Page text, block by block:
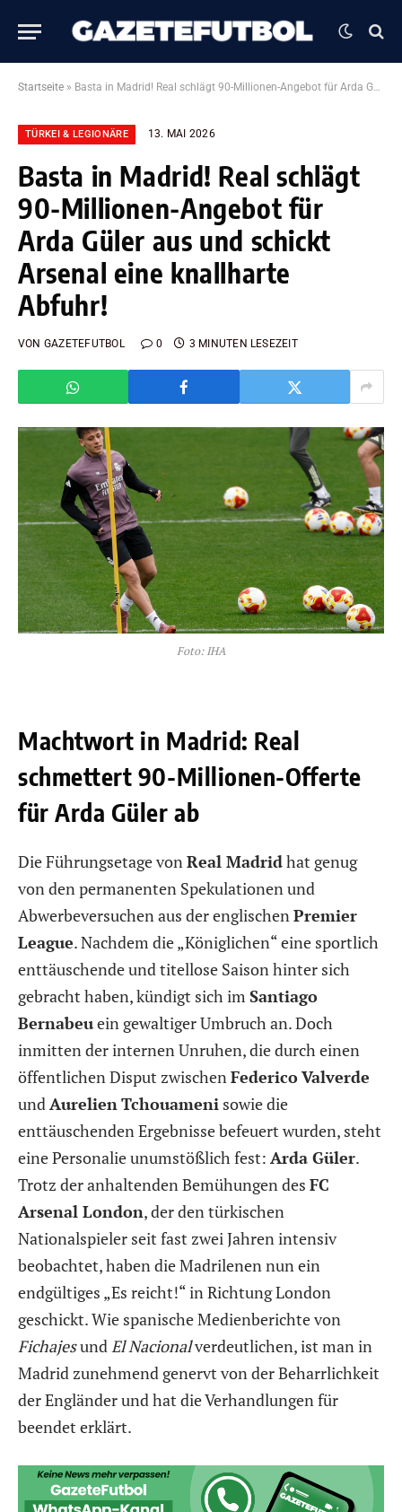
Startseite » Basta in Madrid! Real schlägt 90-Millionen-Angebot für Arda Güler aus und schickt Arsenal eine knallharte Abfuhr!
TÜRKEI & LEGIONÄRE 13. MAI 2026
Basta in Madrid! Real schlägt
90-Millionen-Angebot für
Arda Güler aus und schickt
Arsenal eine knallharte
Abfuhr!
VON GAZETEFUTBOL 0 3 MINUTEN LESEZEIT
Foto: IHA
Machtwort in Madrid: Real
schmettert 90-Millionen-Offerte
für Arda Güler ab
Die Führungsetage vonReal Madridhat genug
von den permanenten Spekulationen und
Abwerbeversuchen aus der englischenPremier
League. Nachdem die „Königlichen“ eine sportlich
enttäuschende und titellose Saison hinter sich
gebracht haben, kündigt sich im Santiago
Bernabeuein gewaltiger Umbruch an. Doch
inmitten der internen Unruhen, die durch einen
öffentlichen Disput zwischenFedericoValverde
undAurelienTchouameni sowie die
enttäuschenden Ergebnisse befeuert wurden, steht
eine Personalie unumstößlich fest: Arda Güler.
Trotz der anhaltenden Bemühungen des FC
Arsenal London, der den türkischen
Nationalspieler seit fast zwei Jahren intensiv
beobachtet, haben die Madrilenen nun ein
endgültiges „Es reicht!“ in Richtung London
geschickt. Wie spanische Medienberichte von
FichajesundEl Nacionalverdeutlichen, ist man in
Madrid zunehmend genervt von der Beharrlichkeit
der Engländer und hat die Verhandlungen für
beendet erklärt.